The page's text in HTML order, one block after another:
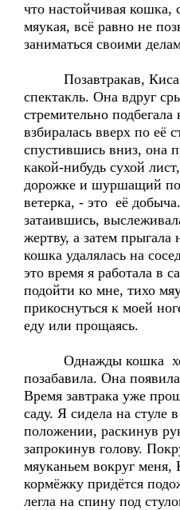
что настойчивая кошка,
мяукая, всё равно не
заниматься своими
Позавтракав, Киса
спектакль. Она вдруг
стремительно
взбиралась вверх по её
спустившись вниз, она
какой-нибудь сухой
дорожке и шуршащий
ветерка, - это её
затаившись,
жертву, а затем
кошка удалялась на
это время я работала в
подойти ко мне, тихо
прикоснуться к моей
еду или прощаясь.
Однажды кошка
позабавила. Она
Время завтрака уже
саду. Я сидела на стуле
положении, раскинув
запрокинув голову.
мяуканьем вокруг меня,
кормёжку придётся
легла на спину под